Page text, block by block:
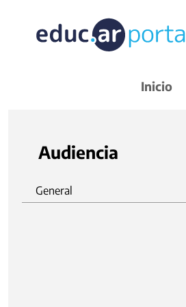
Inicio
Audiencia
General